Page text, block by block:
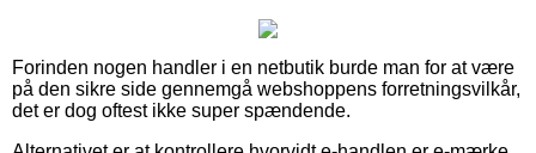
Forinden nogen handler i en netbutik burde man for at være
på den sikre side gennemgå webshoppens forretningsvilkår,
det er dog oftest ikke super spændende.